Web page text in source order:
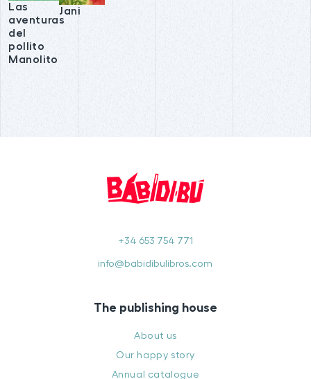
Las
aventuras
del
pollito
Manolito
Jani
+34 653 754 771
info@babidibulibros.com
The publishing house
About us
Our happy story
Annual catalogue